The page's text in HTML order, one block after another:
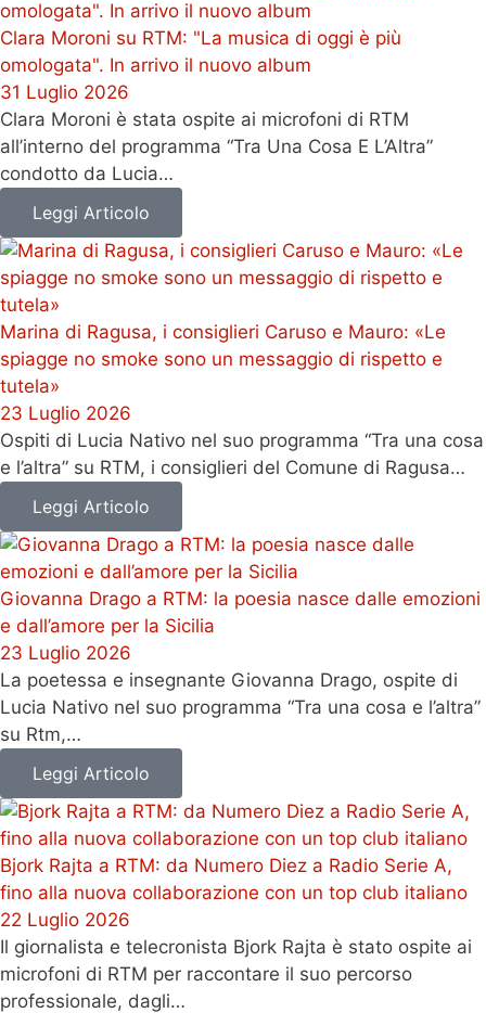
Clara Moroni su RTM: "La musica di oggi è più
omologata". In arrivo il nuovo album
31 Luglio 2026
Clara Moroni è stata ospite ai microfoni di RTM
all’interno del programma “Tra Una Cosa E L’Altra”
condotto da Lucia…
Leggi Articolo
Marina di Ragusa, i consiglieri Caruso e Mauro: «Le
spiagge no smoke sono un messaggio di rispetto e
tutela»
23 Luglio 2026
Ospiti di Lucia Nativo nel suo programma “Tra una cosa
e l’altra” su RTM, i consiglieri del Comune di Ragusa…
Leggi Articolo
Giovanna Drago a RTM: la poesia nasce dalle emozioni
e dall’amore per la Sicilia
23 Luglio 2026
La poetessa e insegnante Giovanna Drago, ospite di
Lucia Nativo nel suo programma “Tra una cosa e l’altra”
su Rtm,…
Leggi Articolo
Bjork Rajta a RTM: da Numero Diez a Radio Serie A,
fino alla nuova collaborazione con un top club italiano
22 Luglio 2026
Il giornalista e telecronista Bjork Rajta è stato ospite ai
microfoni di RTM per raccontare il suo percorso
professionale, dagli…